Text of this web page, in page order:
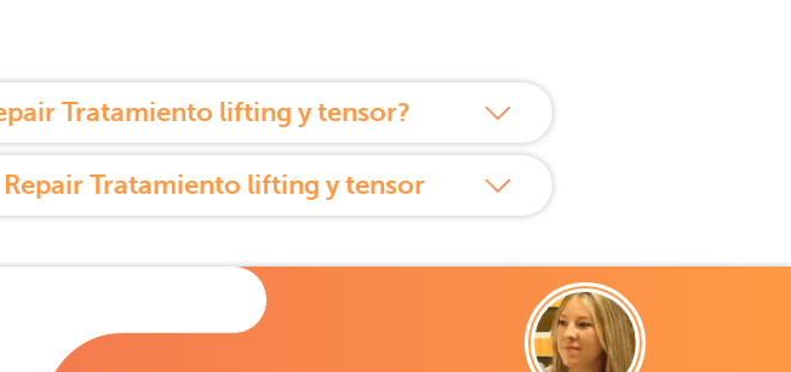
Tratamiento lifting y tensor?
Tratamiento lifting y tensor